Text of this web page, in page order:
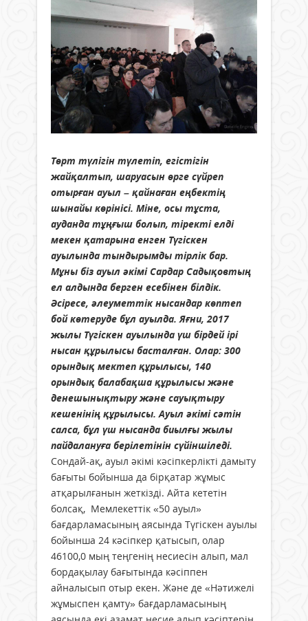
Төрт түлігін түлетіп, егістігін
жайқалтып, шаруасын өрге сүйреп
отырған ауыл – қайнаған еңбектің
шынайы көрінісі. Міне, осы тұста,
ауданда тұңғыш болып, тіректі елді
мекен қатарына енген Түгіскен
ауылында тындырымды тірлік бар.
Мұны біз ауыл әкімі Сардар Садықовтың
ел алдында берген есебінен білдік.
Әсіресе, әлеуметтік нысандар көптеп
бой көтеруде бұл ауылда. Яғни, 2017
жылы Түгіскен ауылында үш бірдей ірі
нысан құрылысы басталған. Олар: 300
орындық мектеп құрылысы, 140
орындық балабақша құрылысы және
денешынықтыру және сауықтыру
кешенінің құрылысы. Ауыл әкімі сәтін
салса, бұл үш нысанда биылғы жылы
пайдалануға берілетінін сүйіншіледі.
Сондай-ақ, ауыл әкімі кәсіпкерлікті дамыту
бағыты бойынша да бірқатар жұмыс
атқарылғанын жеткізді. Айта кететін
болсақ, Мемлекеттік «50 ауыл»
бағдарламасының аясында Түгіскен ауылы
бойынша 24 кәсіпкер қатысып, олар
46100,0 мың теңгенің несиесін алып, мал
бордақылау бағытында кәсіппен
айналысып отыр екен. Және де «Нәтижелі
жұмыспен қамту» бағдарламасының